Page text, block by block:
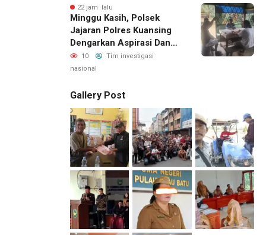
Sekaligus Doa Syukuran
Menempati Rumah Baru
22 jam lalu
Minggu Kasih, Polsek
Jajaran Polres Kuansing
Dengarkan Aspirasi Dan
Keluhan Masyarakat
10
Tim investigasi
nasional
Gallery Post